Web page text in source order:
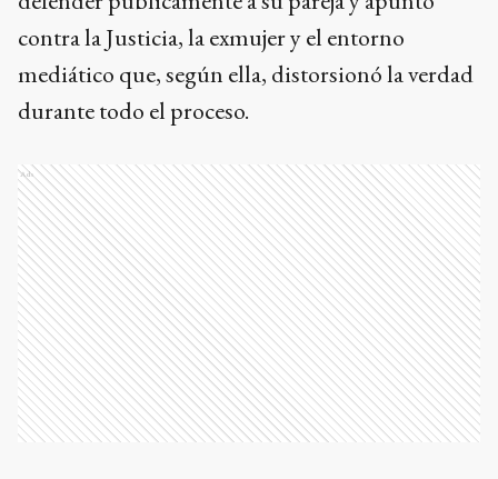
contra la Justicia, la exmujer y el entorno
mediático que, según ella, distorsionó la verdad
durante todo el proceso.
Ads